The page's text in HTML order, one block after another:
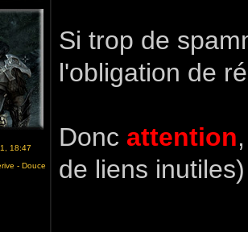
18:47
- Douce
Si trop de
l'obligation de
Donc attention
de liens